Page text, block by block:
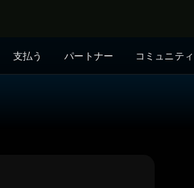
支払う パートナー コミュニティ